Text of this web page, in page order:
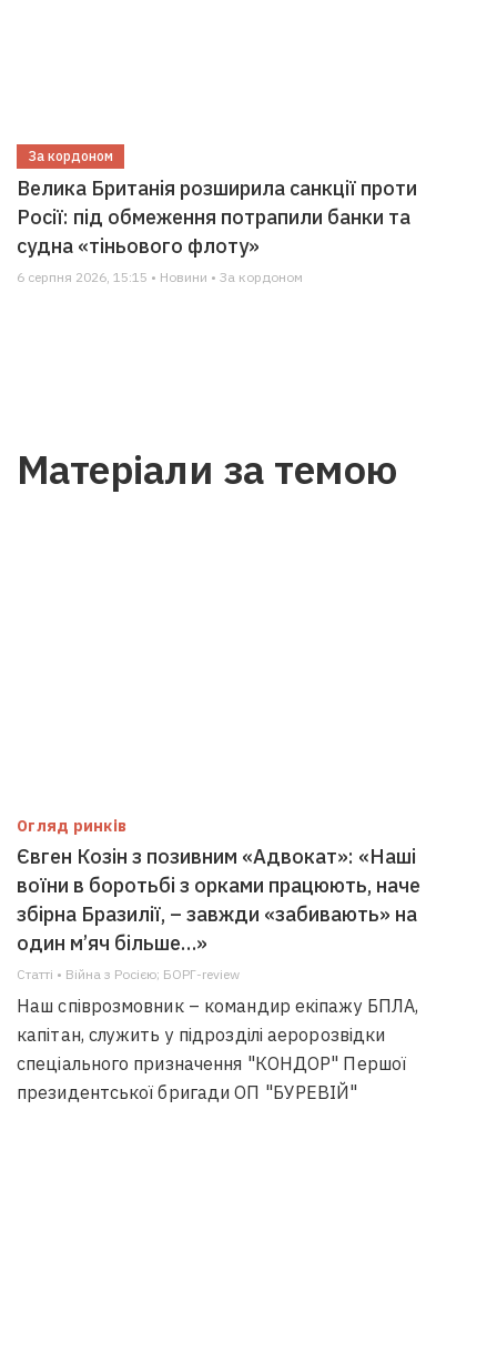
За кордоном
Велика Британія розширила санкції проти
Росії: під обмеження потрапили банки та
судна «тіньового флоту»
6 серпня 2026, 15:15 • Новини • За кордоном
Матеріали за темою
Огляд ринків
Євген Козін з позивним «Адвокат»: «Наші
воїни в боротьбі з орками працюють, наче
збірна Бразилії, – завжди «забивають» на
один м’яч більше…»
Статті • Війна з Росією; БОРГ-review
Наш співрозмовник – командир екіпажу БПЛА,
капітан, служить у підрозділі аеророзвідки
спеціального призначення "КОНДОР" Першої
президентської бригади ОП "БУРЕВІЙ"